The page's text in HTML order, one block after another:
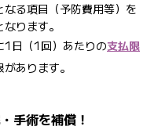
る項目（予防費用等）を
ります。
1日（1回）あたりの支払限
あります。
手術を補償！